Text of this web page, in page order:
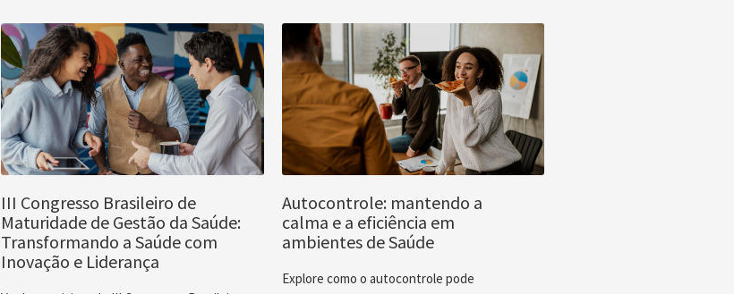
III Congresso Brasileiro de
Maturidade de Gestão da Saúde:
Transformando a Saúde com
Inovação e Liderança
Autocontrole: mantendo a
calma e a eficiência em
ambientes de Saúde
Explore como o autocontrole pode